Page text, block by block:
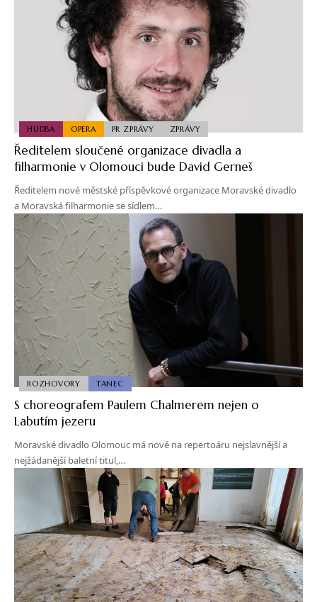
HUDBA OPERA PR ZPRÁVY ZPRÁVY
Ředitelem sloučené organizace divadla a
filharmonie v Olomouci bude David Gerneš
Ředitelem nové městské příspěvkové organizace Moravské divadlo
a Moravská filharmonie se sídlem…
ROZHOVORY TANEC
S choreografem Paulem Chalmerem nejen o
Labutím jezeru
Moravské divadlo Olomouc má nově na repertoáru nejslavnější a
nejžádanější baletní titul,…